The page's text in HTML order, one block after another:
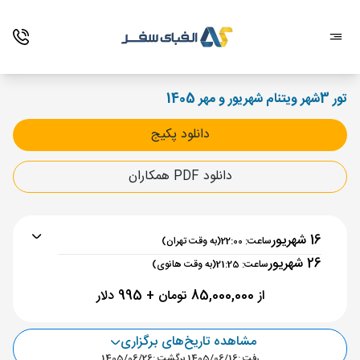
تور 3شهر ویتنام شهریور و مهر 1405
دانلود پکیج
دانلود PDF همکاران
16 شهریور ساعت: 22:00 (به وقت تهران)
26 شهریور ساعت: 21:25 (به وقت هانوی)
از 85,000,000 تومان + 995 دلار
برنامه رفت :16 شهریور ساعت : 22:00
مشاهده تاریخ‌های برگزاری